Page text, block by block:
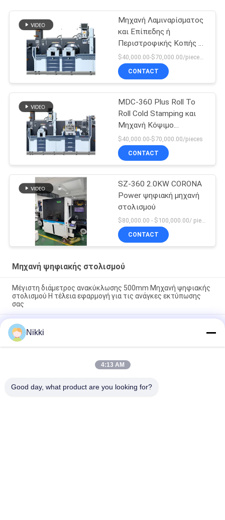
Μηχανή Λαμιναρίσματος
και Επίπεδης ή
Περιστροφικής Κοπής με
Κρύα Σφράγιση Roll To
Roll
CONTACT
MDC-360 Plus Roll To
Roll Cold Stamping και
Μηχανή Κόψιμο
Περισσότερης Κλίμακας
$40,000.00-$70,000.00/pieces
CONTACT
SZ-360 2.0KW CORONA
Power ψηφιακή μηχανή
στολισμού
$80,000.00 - $100,000.00/ piece negotiable MOQ:1
CONTACT
Μηχανή ψηφιακής στολισμού
Μέγιστη διάμετρος ανακύκλωσης 500mm Μηχανή ψηφιακής
στολισμού Η τέλεια εφαρμογή για τις ανάγκες εκτύπωσης
σας
Μέγιστη διάμετρος ανακύκλωσης 500mm Μηχανή ψηφιακής
στολίδωσης Ενισχύστε την παραγωγή σας με υψηλή
ταχύτητα και ισχύ CORONA
Μέγιστη διάμετρος ξετυλίγματος 500 mm
Αυτοματοποιημένη μηχανή κοπής ετικέτας για την
Nikki
4:13 AM
Good day, what product are you looking for?